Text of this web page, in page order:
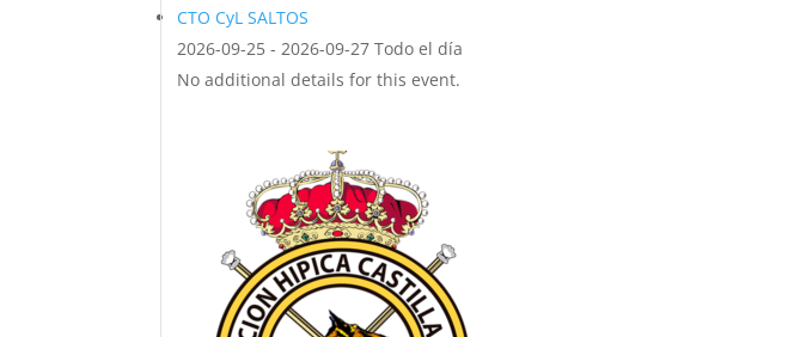
CTO CyL SALTOS
2026-09-25 - 2026-09-27 Todo el día
No additional details for this event.